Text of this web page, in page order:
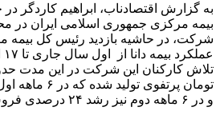
به گزارش اقتصادناب، ابراهیم کاردگر
بیمه مرکزی جمهوری اسلامی ایران در
شرکت، در حاشیه بازدید رئیس کل بیمه
و در ۶ ماهه دوم نیز رشد ۲۴ درصدی فروش را نشان می‌دهد.